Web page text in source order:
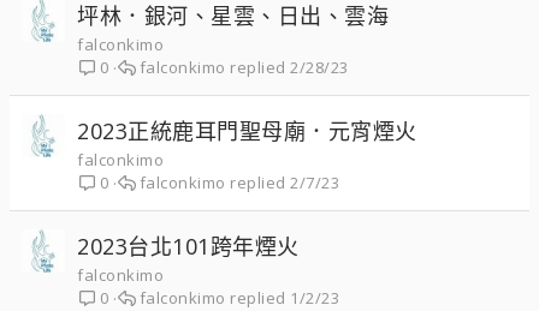
坪林．銀河、星雲、日出、雲海
falconkimo
0
2/28/23
falconkimo
2023正統鹿耳門聖母廟．元宵煙火
falconkimo
0
2/7/23
falconkimo
2023台北101跨年煙火
falconkimo
0
1/2/23
falconkimo